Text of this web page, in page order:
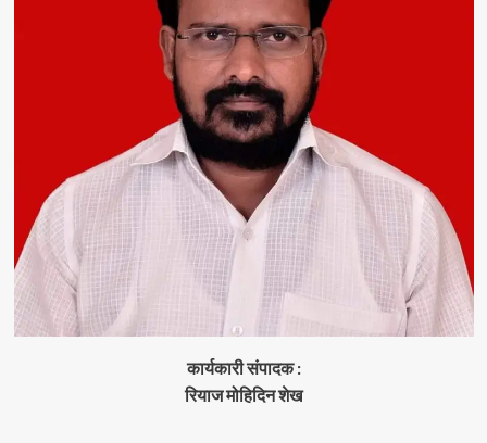
कार्यकारी संपादक :
रियाज मोहिदिन शेख